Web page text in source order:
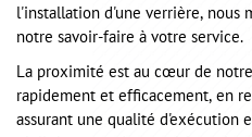
l'installation d'une verrière, nous
notre savoir-faire à votre service.
La proximité est au cœur de
rapidement et efficacement, en
assurant une qualité d'exécution